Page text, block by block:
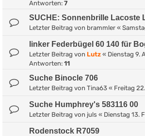
Antworten: 7
SUCHE: Sonnenbrille Lacoste
Letzter Beitrag von brammler «
linker Federbügel 60 140 für
Letzter Beitrag von Lutz « Dienstag 9.
Antworten: 11
Suche Binocle 706
Letzter Beitrag von Tina63 « Freitag
Suche Humphrey's 583116 00
Letzter Beitrag von juls « Dienstag 13.
Rodenstock R7059